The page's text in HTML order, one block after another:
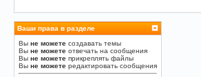
Ваши права в разделе
Вы не можете создавать темы
Вы не можете отвечать на сообщения
Вы не можете прикреплять файлы
Вы не можете редактировать сообщения